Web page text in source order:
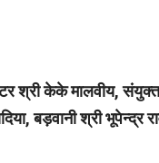
केके मालवीय,
बड़वानी श्री भूपेन्द्र